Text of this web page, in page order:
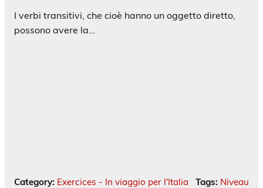
I verbi transitivi, che cioè hanno un oggetto diretto,
possono avere la…
Category: Exercices - In viaggio per l'Italia Tags: Niveau